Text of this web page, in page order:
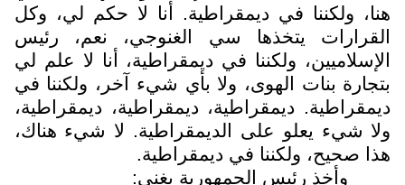
هنا، ولكننا في ديمقراطية. أنا لا حكم لي، وكل
القرارات يتخذها سي الغنوجي، نعم، رئيس
الإسلاميين، ولكننا في ديمقراطية، أنا لا علم لي
بتجارة بنات الهوى، ولا بأي شيء آخر، ولكننا في
ديمقراطية. ديمقراطية، ديمقراطية، ديمقراطية،
ولا شيء يعلو على الديمقراطية. لا شيء هناك،
هذا صحيح، ولكننا في ديمقراطية.
وأخذ رئيس الجمهورية يغني: